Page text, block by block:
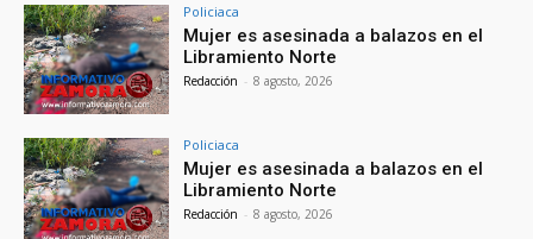
Policiaca
Mujer es asesinada a balazos en el
Libramiento Norte
Redacción - 8 agosto, 2026
Policiaca
Mujer es asesinada a balazos en el
Libramiento Norte
Redacción - 8 agosto, 2026